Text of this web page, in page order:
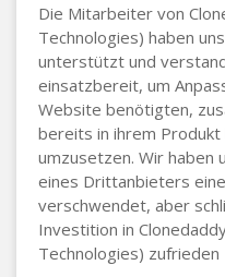
Die Mitarbeiter von
Technologies) haben
unterstützt und
einsatzbereit, um
Website benötigten,
bereits in ihrem Produkt
umzusetzen. Wir haben
eines Drittanbieters
verschwendet, aber
Investition in
Technologies) zufrieden